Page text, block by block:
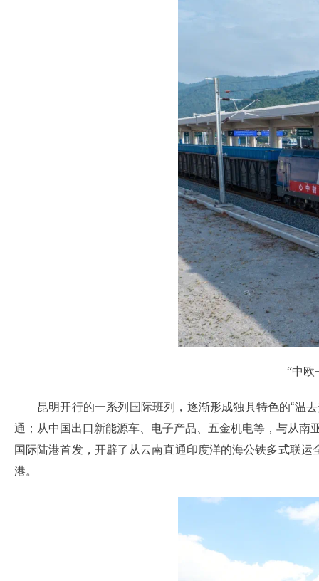
“中欧
昆明开行的一系列国际班列，逐渐形成独具特色的“
通；从中国出口新能源车、电子产品、五金机电等，与从南
国际陆港首发，开辟了从云南直通印度洋的海公铁多式联
港。